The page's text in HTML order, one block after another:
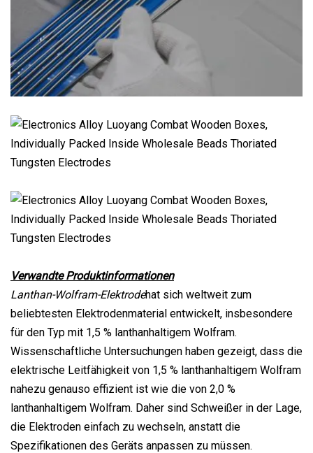
Verwandte Produktinformationen
Lanthan-Wolfram-Elektrodehat sich weltweit zum
beliebtesten Elektrodenmaterial entwickelt, insbesondere
für den Typ mit 1,5 % lanthanhaltigem Wolfram.
Wissenschaftliche Untersuchungen haben gezeigt, dass die
elektrische Leitfähigkeit von 1,5 % lanthanhaltigem Wolfram
nahezu genauso effizient ist wie die von 2,0 %
lanthanhaltigem Wolfram. Daher sind Schweißer in der Lage,
die Elektroden einfach zu wechseln, anstatt die
Spezifikationen des Geräts anpassen zu müssen.